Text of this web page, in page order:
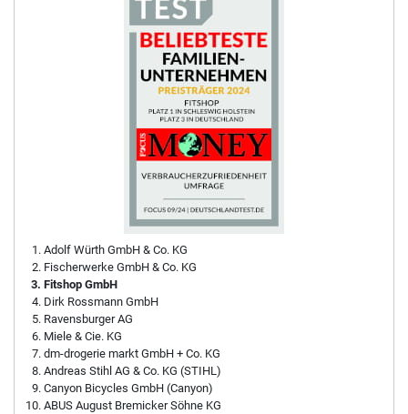
Adolf Würth GmbH & Co. KG
Fischerwerke GmbH & Co. KG
Fitshop GmbH
Dirk Rossmann GmbH
Ravensburger AG
Miele & Cie. KG
dm-drogerie markt GmbH + Co. KG
Andreas Stihl AG & Co. KG (STIHL)
Canyon Bicycles GmbH (Canyon)
ABUS August Bremicker Söhne KG